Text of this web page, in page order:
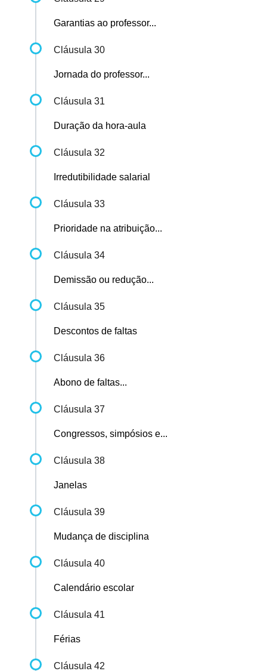
Garantias ao professor...
Cláusula 30
Jornada do professor...
Cláusula 31
Duração da hora-aula
Cláusula 32
Irredutibilidade salarial
Cláusula 33
Prioridade na atribuição...
Cláusula 34
Demissão ou redução...
Cláusula 35
Descontos de faltas
Cláusula 36
Abono de faltas...
Cláusula 37
Congressos, simpósios e...
Cláusula 38
Janelas
Cláusula 39
Mudança de disciplina
Cláusula 40
Calendário escolar
Cláusula 41
Férias
Cláusula 42